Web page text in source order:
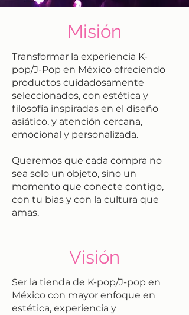
Misión
Transformar la experiencia K-
pop/J-Pop en México ofreciendo
productos cuidadosamente
seleccionados, con estética y
filosofía inspiradas en el diseño
asiático, y atención cercana,
emocional y personalizada.
Queremos que cada compra no
sea solo un objeto, sino un
momento que conecte contigo,
con tu bias y con la cultura que
amas.
Visión
Ser la tienda de K-pop/J-pop en
México con mayor enfoque en
estética, experiencia y